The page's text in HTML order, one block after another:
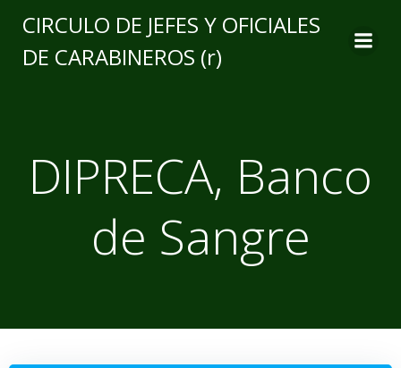
CIRCULO DE JEFES Y OFICIALES
DE CARABINEROS (r)
DIPRECA, Banco
de Sangre